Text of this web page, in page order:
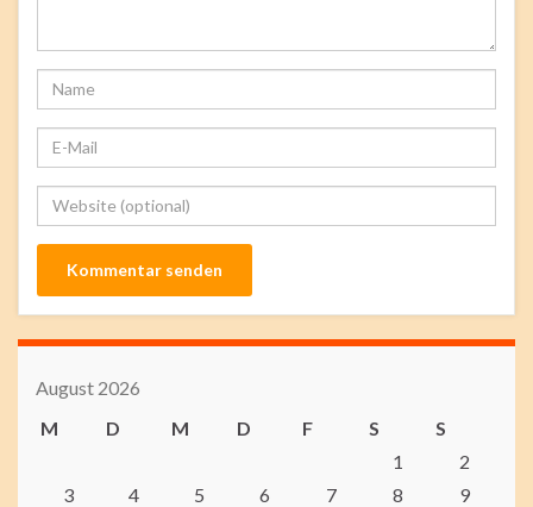
August 2026
M
D M D F S
S
1
2
3
4 5 6 7 8
9